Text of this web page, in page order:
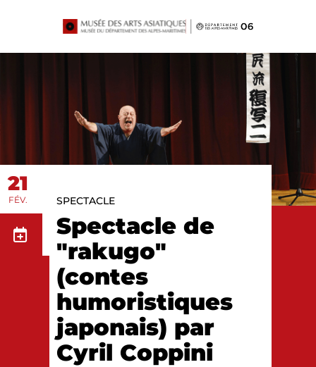
SPECTACLE
Spectacle de
"rakugo"
(contes
humoristiques
japonais) par
Cyril Coppini
21
FÉV.